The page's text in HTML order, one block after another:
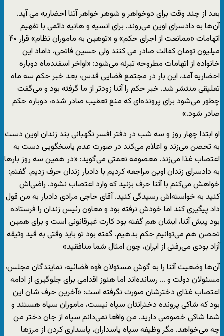
بعد از چند وقت برای دوخواهر و شوهر خواهر آتنا احضاریه می آید.
آن‌ها به دادسرای اوین می‌روند. برای انسیه و هانیه دائمی با تفهیم
اتهامات «ممانعت از اجرای حکم» و «توهین به ماموران نظام» قرار ۴۰
میلیون تومان کفالت صادر می کنند ولی حسین فاتحی، داماد این
خانواده از اتهامات مطروحه تبرئه می‌شود: «اواخر اسفندماه دوباره
احضاریه آمد، این بار در مجتمع قضایی قدس، بعد خبر حکم سه ماه
تعلیقی منتشر شد. خبر حکم را آتنا زودتر از ما گرفته بود و می‌گفت
چطور می‌شود برای پرونده‌ای که منع تعقیب صادر شده، دوباره حکم
صادر شود.»
او ابتدا چهار روز و سه شب در دفتر افسر نگهبانی بند زندان اوین دست
به تحصن می‌زند و اعلام می‌کند در صورت عدم پاسخگویی دست به
اعتصاب غذا می‌زند. معصومه نعمتی می‌گوید: «در همین سه روز بارها
به دادسرای زندان اوین مراجعه کردیم با دادیار زندان حرف زدیم. گفتم:
خواهش می‌کنم با آتنا حرف بزنید که وارد اعتصاب نشود. راضی‌اش
کنید به خواسته‌اش رسیدگی کنید. آقای حاجی مرادی دادیار به من قول
داد پیگیری کند اما خودش نرفته بود و معاون رئیس زندان را فرستاده
بود پیش آتنا، ایشان هم گفته بود کارت غیرقانونی است و برای همین
تحصن هم می‌توانیم حکم بدهیم. گفته بود تو باید وقتی به قید وثیقه
آزاد بودی می‌رفتی از ایران، چون امثال شما منافقید»
آن‌ها وضعیت آتنا را به گوش مسئولان قوه قضائیه، نمایندگان مجلس،
مسئولان دولت و … رسانده‌اند اما هنوز اقدامی برای جلوگیری از ادامه
اعتصاب غذای دخترشان صورت نگرفته است: «آخرین حرف شان این
بود که شاکی پرونده دخترانتان سپاه نیست، ماموران سپاه هستند و
شما شاکی خصوصی دارید. من واقعا نمی‌دانم سپاه از جان دختر من
چه می‌خواهد. مگر وظیفه سپاه پاسداران، پاسداری کردن از مرزها